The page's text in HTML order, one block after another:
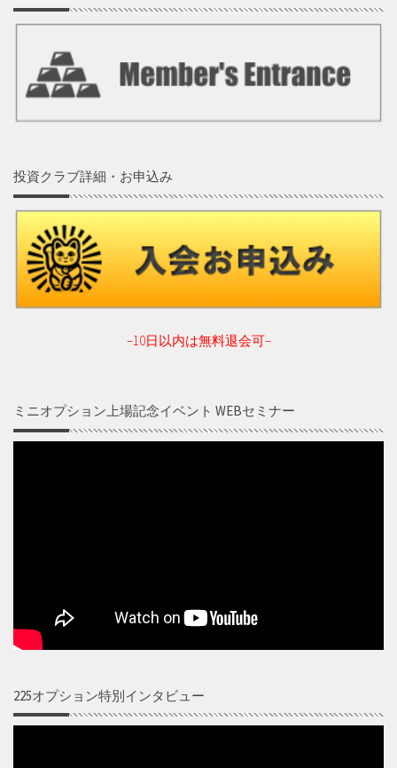
投資クラブ詳細・お申込み
–10日以内は無料退会可–
ミニオプション上場記念イベント WEBセミナー
225オプション特別インタビュー